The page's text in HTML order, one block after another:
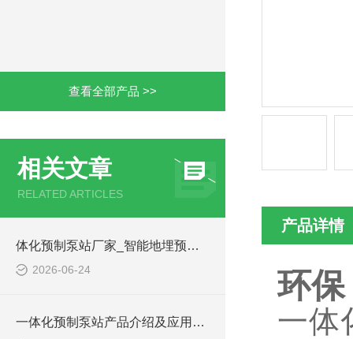
查看全部产品 >>
相关文章
RELATED ARTICLES
体化预制泵站厂家_智能地埋预制泵站-凌科环保
2026-06-24
一体化预制泵站产品介绍及应用范围
产品详情
环
一体